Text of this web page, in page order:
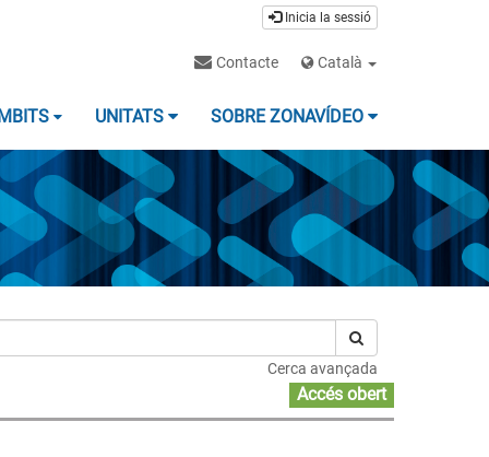
Inicia la sessió
Contacte Català
UNITATS SOBRE ZONAVÍDEO
Cerca avançada
Accés obert